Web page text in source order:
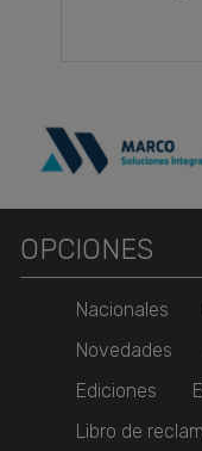
OPCIONES
Nacionales
Novedades
Ediciones
Libro de